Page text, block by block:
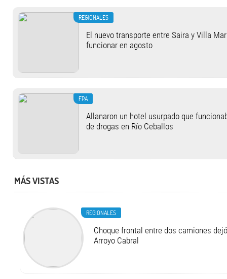
REGIONALES
El nuevo transporte entre Saira y Villa
funcionar en agosto
FPA
Allanaron un hotel usurpado que
de drogas en Río Ceballos
MÁS VISTAS
REGIONALES
Choque frontal entre dos camiones
Arroyo Cabral